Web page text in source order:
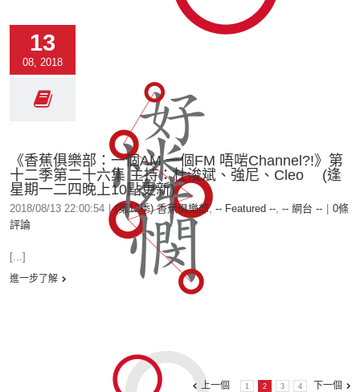
13
08, 2018
《香蕉俱樂部：一個AM 一個FM 唔啱Channel?!》第
十二季第二十六集 主持：杜浚斌、強尼、Cleo (逢
星期一二四晚上10點更新)
2018/08/13 22:00:54 | (第12季) 香蕉俱樂部, -- Featured --, -- 網台 --
0條
評論
[...]
進一步了解
上一個 1 2 3 4 下一個